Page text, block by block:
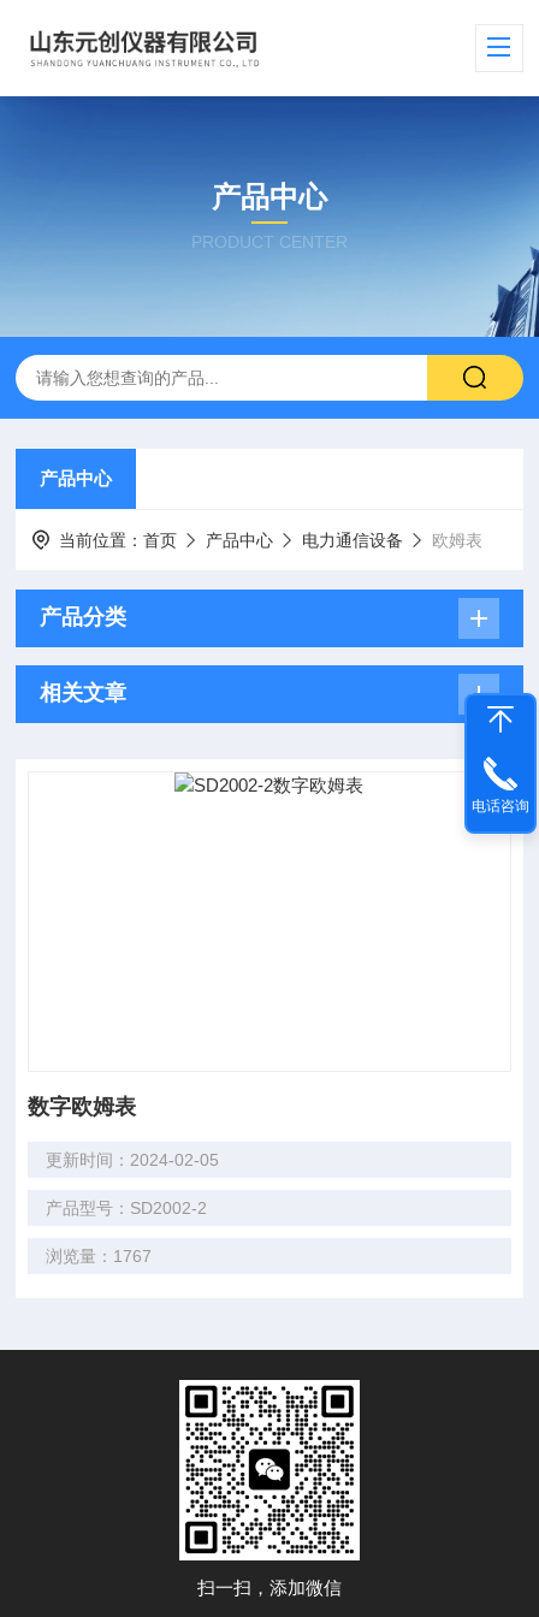
产品中心
PRODUCT CENTER
产品中心
当前位置：首页 产品中心 电力通信设备 欧姆表
产品分类
相关文章
数字欧姆表
更新时间：2024-02-05
产品型号：SD2002-2
浏览量：1767
扫一扫，添加微信
电话咨询